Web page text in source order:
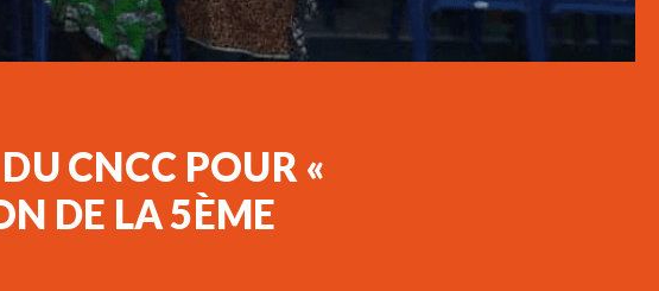
CNCC POUR «
DE LA 5ÈME